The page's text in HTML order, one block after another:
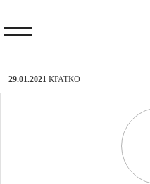
29.01.2021 КРАТКО